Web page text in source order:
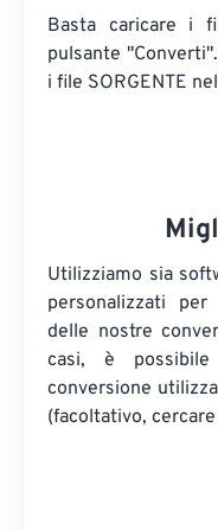
Basta caricare i
pulsante
i file SORGENTE
Utilizziamo sia
personalizzati
delle nostre
casi, è
conversione
(facoltativo,